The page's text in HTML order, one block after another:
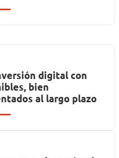
digital con
bien
al largo plazo